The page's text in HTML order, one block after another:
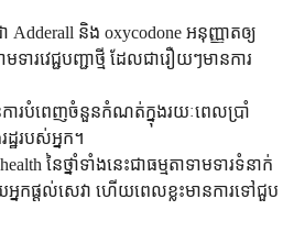
និង oxycodone អនុញ្ញាតឲ្យ
ារវេជ្ជបញ្ជាថ្មី ដែលជារឿយៗមានការ
ការបំពេញចំនួនកំណត់ក្នុងរយៈពេលប្រាំ
ឋរបស់អ្នក។
នៃថ្នាំទាំងនេះជាធម្មតាទាមទារទំនាក់
កផ្តល់សេវា ហើយពេលខ្លះមានការទៅជួប